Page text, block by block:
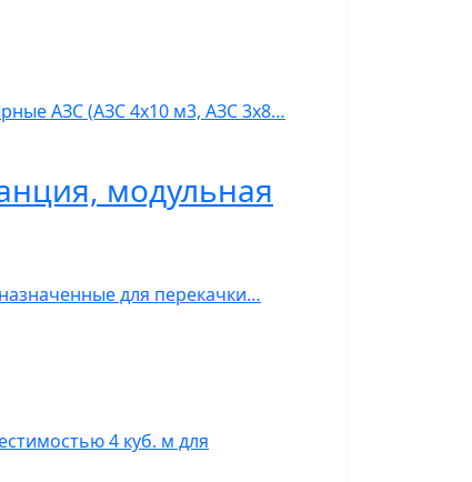
АЗС (АЗС 4х10 м3, АЗС 3х8…
модульная
для перекачки…
4 куб. м для